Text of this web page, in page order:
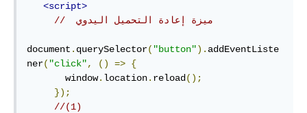
<script>
//  ميزة إعادة التحميل اليدوي
document . querySelector( "button"). addEventListe
ner( "click", () => {
       window
. location. reload();
});
//(1)